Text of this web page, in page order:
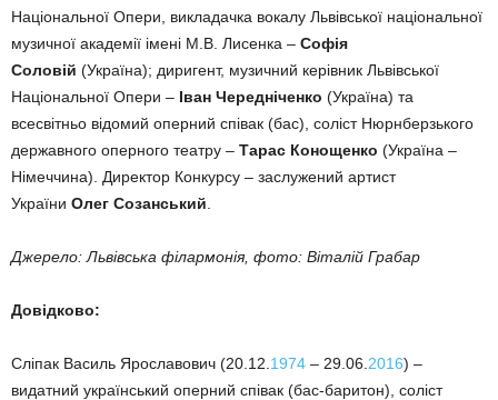
Національної Опери, викладачка вокалу Львівської національної
музичної академії імені М.В. Лисенка – Софія
Соловій (Україна); диригент, музичний керівник Львівської
Національної Опери – Іван Чередніченко (Україна) та
всесвітньо відомий оперний співак (бас), соліст Нюрнберзького
державного оперного театру – Тарас Конощенко (Україна –
Німеччина). Директор Конкурсу – заслужений артист
України Олег Созанський
Джерело: Львівська філармонія, фото: Віталій Грабар
Довідково:
Сліпак Василь Ярославович (20.12. 1974 – 29.06. 2016) –
видатний український оперний співак (бас-баритон), соліст